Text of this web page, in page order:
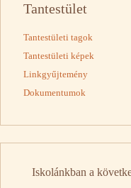
Tantestület
Tantestületi tagok
Tantestületi képek
Linkgyűjtemény
Dokumentumok
Iskolánkban a